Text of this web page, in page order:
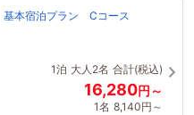
基本宿泊プラン Cコース
1泊 大人2名 合計(税込)
16,280円～
1名 8,140円～